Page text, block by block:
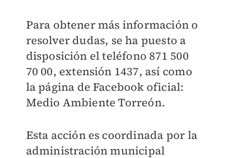
Para obtener más información o
resolver dudas, se ha puesto a
disposición el teléfono 871 500
70 00, extensión 1437, así como
la página de Facebook oficial:
Medio Ambiente Torreón.
Esta acción es coordinada por la
administración municipal